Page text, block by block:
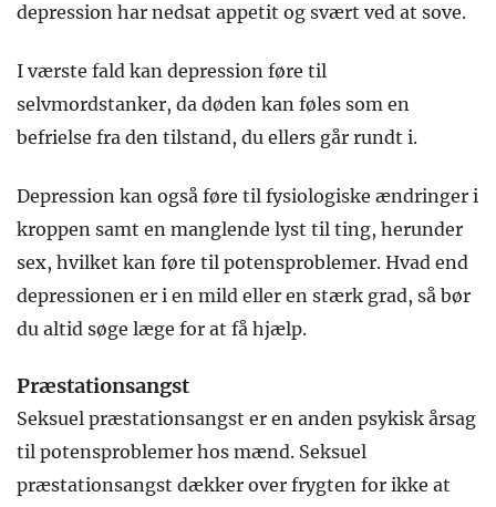
depression har nedsat appetit og svært ved at sove.
I værste fald kan depression føre til
selvmordstanker, da døden kan føles som en
befrielse fra den tilstand, du ellers går rundt i.
Depression kan også føre til fysiologiske ændringer i
kroppen samt en manglende lyst til ting, herunder
sex, hvilket kan føre til potensproblemer. Hvad end
depressionen er i en mild eller en stærk grad, så bør
du altid søge læge for at få hjælp.
Præstationsangst
Seksuel præstationsangst er en anden psykisk årsag
til potensproblemer hos mænd. Seksuel
præstationsangst dækker over frygten for ikke at